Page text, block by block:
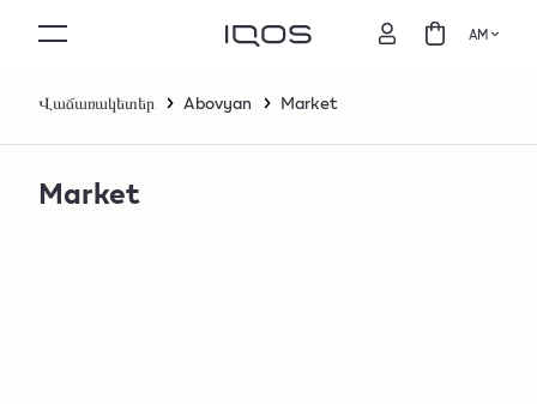
AM
Վաճառակետեր Abovyan Market
Market